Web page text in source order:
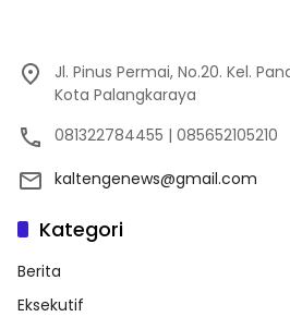
Jl. Pinus Permai, No.20. Kel.
Kota Palangkaraya
081322784455 | 085652105210
kaltengenews@gmail.com
Kategori
Berita
Eksekutif